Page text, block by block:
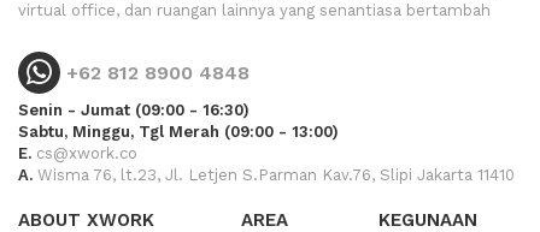
virtual office, dan ruangan lainnya yang senantiasa bertambah
+62 812 8900 4848
Senin - Jumat (09:00 - 16:30)
Sabtu, Minggu, Tgl Merah (09:00 - 13:00)
E. cs@xwork.co
A. Wisma 76, lt.23, Jl. Letjen S.Parman Kav.76, Slipi Jakarta 11410
ABOUT XWORK AREA KEGUNAAN